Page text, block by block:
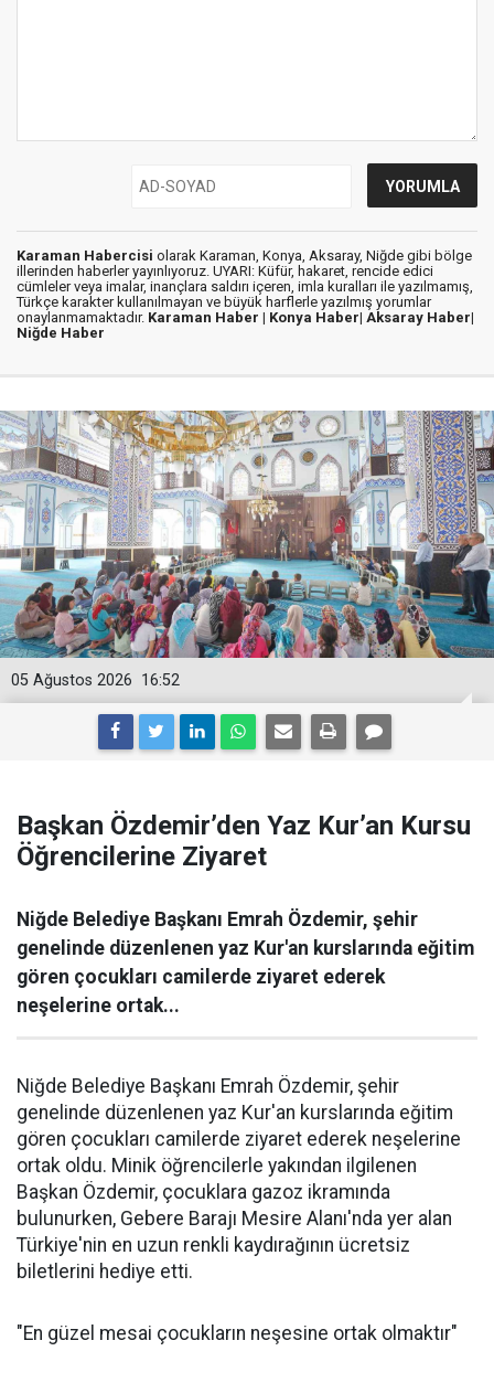
Karaman Habercisi olarak Karaman, Konya, Aksaray, Niğde gibi bölge
illerinden haberler yayınlıyoruz. UYARI: Küfür, hakaret, rencide edici
cümleler veya imalar, inançlara saldırı içeren, imla kuralları ile yazılmamış,
Türkçe karakter kullanılmayan ve büyük harflerle yazılmış yorumlar
onaylanmamaktadır. Karaman Haber | Konya Haber| Aksaray Haber|
Niğde Haber
16:52
05 Ağustos 2026
Başkan Özdemir’den Yaz Kur’an Kursu
Öğrencilerine Ziyaret
Niğde Belediye Başkanı Emrah Özdemir, şehir
genelinde düzenlenen yaz Kur'an kurslarında eğitim
gören çocukları camilerde ziyaret ederek
neşelerine ortak...
Niğde Belediye Başkanı Emrah Özdemir, şehir
genelinde düzenlenen yaz Kur'an kurslarında eğitim
gören çocukları camilerde ziyaret ederek neşelerine
ortak oldu. Minik öğrencilerle yakından ilgilenen
Başkan Özdemir, çocuklara gazoz ikramında
bulunurken, Gebere Barajı Mesire Alanı'nda yer alan
Türkiye'nin en uzun renkli kaydırağının ücretsiz
biletlerini hediye etti.
"En güzel mesai çocukların neşesine ortak olmaktır"